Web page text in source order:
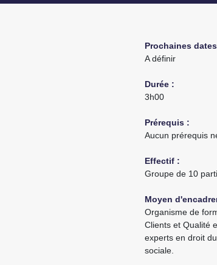
Prochaines
A définir
Durée :
3h00
Prérequis :
Aucun prérequis
Effectif :
Groupe de 10
Moyen
Organisme de
Clients et Qualité
experts en droit
sociale.